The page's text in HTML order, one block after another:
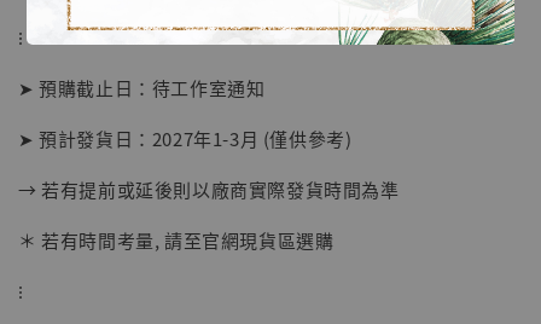
【店內現貨】海賊王 系列蒐藏雕像 布魯克達
摩 [7STARS Studio]
⁝
➤ 預購截止日：待工作室通知
➤ 預計發貨日：2027年1-3月 (僅供參考)
→ 若有提前或延後則以廠商實際發貨時間為準
＊ 若有時間考量, 請至官網現貨區選購
⁝